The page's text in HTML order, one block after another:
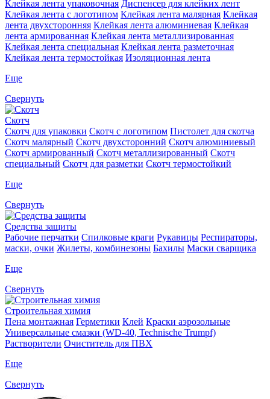
Клейкая лента упаковочная Диспенсер для клейких лент
Клейкая лента с логотипом Клейкая лента малярная Клейкая
лента двухсторонняя Клейкая лента алюминиевая Клейкая
лента армированная Клейкая лента металлизированная
Клейкая лента специальная Клейкая лента разметочная
Клейкая лента термостойкая Изоляционная лента
Еще
Свернуть
Скотч
Скотч для упаковки Скотч с логотипом Пистолет для скотча
Скотч малярный Скотч двухсторонний Скотч алюминиевый
Скотч армированный Скотч металлизированный Скотч
специальный Скотч для разметки Скотч термостойкий
Еще
Свернуть
Средства защиты
Рабочие перчатки Спилковые краги Рукавицы Респираторы,
маски, очки Жилеты, комбинезоны Бахилы Маски сварщика
Еще
Свернуть
Строительная химия
Пена монтажная Герметики Клей Краски аэрозольные
Универсальные смазки (WD-40, Technische Trumpf)
Растворители Очиститель для ПВХ
Еще
Свернуть